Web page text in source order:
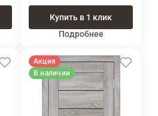
Купить в 1 клик
Подробнее
Акция
В наличии